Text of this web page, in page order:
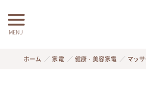
MENU
ホーム 家電 健康・美容家電 マッ